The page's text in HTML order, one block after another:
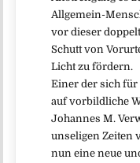
Allgemein-
vor dieser
Schutt von
Licht zu fördern.
Einer der sich
auf vorbildliche
Johannes M.
unseligen Zeiten
nun eine neue